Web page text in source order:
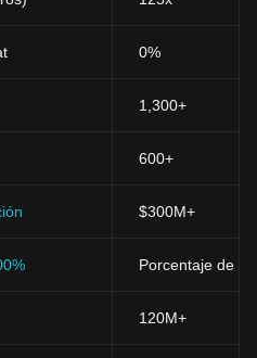
0%
1,300+
600+
$300M+
Porcentaje de
120M+